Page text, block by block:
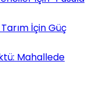
İçin Güç
Mahallede